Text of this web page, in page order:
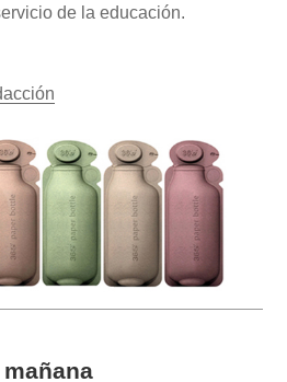
de la educación.
www.experimenta.es/author/